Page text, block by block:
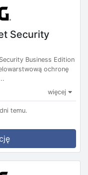
Security
Business Edition
ochronę
więcej
temu.